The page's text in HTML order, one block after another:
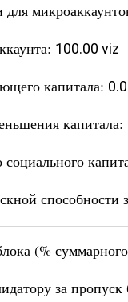
для
100.00 viz
капитала:
капитала:
(%
за